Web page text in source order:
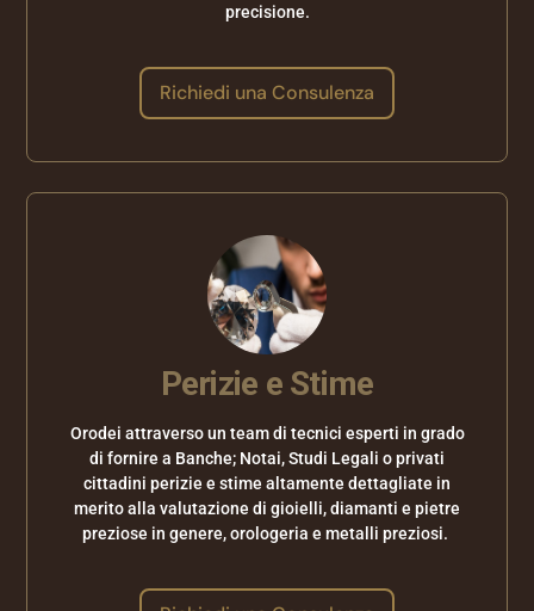
precisione.
Richiedi una Consulenza
Perizie e Stime
Orodei attraverso un team di tecnici esperti in grado
di fornire a Banche; Notai, Studi Legali o privati
cittadini perizie e stime altamente dettagliate in
merito alla valutazione di gioielli, diamanti e pietre
preziose in genere, orologeria e metalli preziosi.